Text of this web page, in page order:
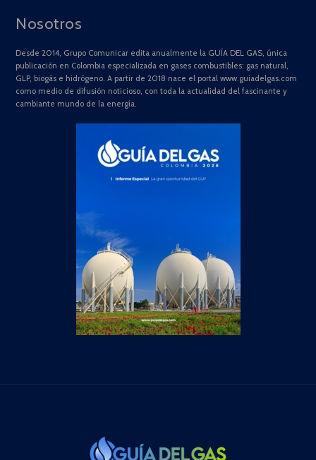
Nosotros
Desde 2014, Grupo Comunicar edita anualmente la GUÍA DEL GAS, única
publicación en Colombia especializada en gases combustibles: gas natural,
GLP, biogás e hidrógeno. A partir de 2018 nace el portal www.guiadelgas.com
como medio de difusión noticioso, con toda la actualidad del fascinante y
cambiante mundo de la energía.